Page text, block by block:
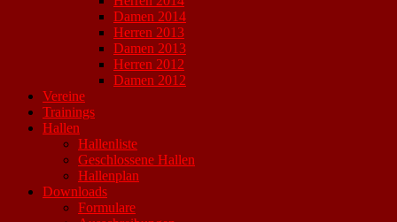
Damen 2014
Herren 2013
Damen 2013
Herren 2012
Damen 2012
Vereine
Trainings
Hallen
Hallenliste
Geschlossene Hallen
Hallenplan
Downloads
Formulare